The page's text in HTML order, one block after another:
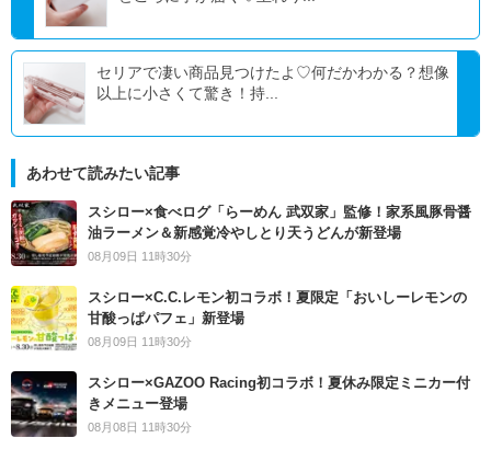
セリアで凄い商品見つけたよ♡何だかわかる？想像
以上に小さくて驚き！持...
あわせて読みたい記事
スシロー×食べログ「らーめん 武双家」監修！家系風豚骨醤
油ラーメン＆新感覚冷やしとり天うどんが新登場
08月09日 11時30分
スシロー×C.C.レモン初コラボ！夏限定「おいしーレモンの
甘酸っぱパフェ」新登場
08月09日 11時30分
スシロー×GAZOO Racing初コラボ！夏休み限定ミニカー付
きメニュー登場
08月08日 11時30分